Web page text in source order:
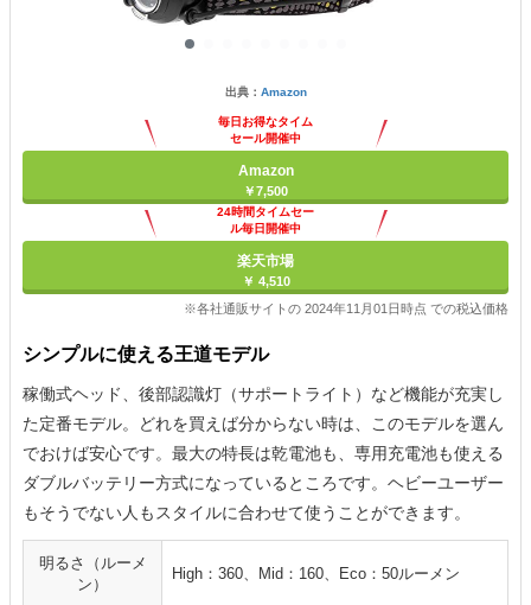
出典： Amazon
毎日お得なタイム
セール開催中
Amazon
￥7,500
24時間タイムセー
ル毎日開催中
楽天市場
￥ 4,510
※各社通販サイトの 2024年11月01日時点 での税込価格
シンプルに使える王道モデル
稼働式ヘッド、後部認識灯（サポートライト）など機能が充実し
た定番モデル。どれを買えば分からない時は、このモデルを選ん
でおけば安心です。最大の特長は乾電池も、専用充電池も使える
ダブルバッテリー方式になっているところです。ヘビーユーザー
もそうでない人もスタイルに合わせて使うことができます。
明るさ（ルーメ
ン）
High：360、Mid：160、Eco：50ルーメン